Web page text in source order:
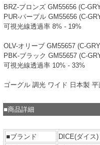
BRZ-ブロンズ GM55656 (C-
PUR-パープル GM55656 (C-
可視光線透過率 8% - 19%
OLV-オリーブ GM55657 (C-
PBK-ブラック GM55657 (C-
可視光線透過率 10% - 33%
ゴーグル 調光 ワイド 日本製
■商品詳細
■ブランド
DICE(ダイス)